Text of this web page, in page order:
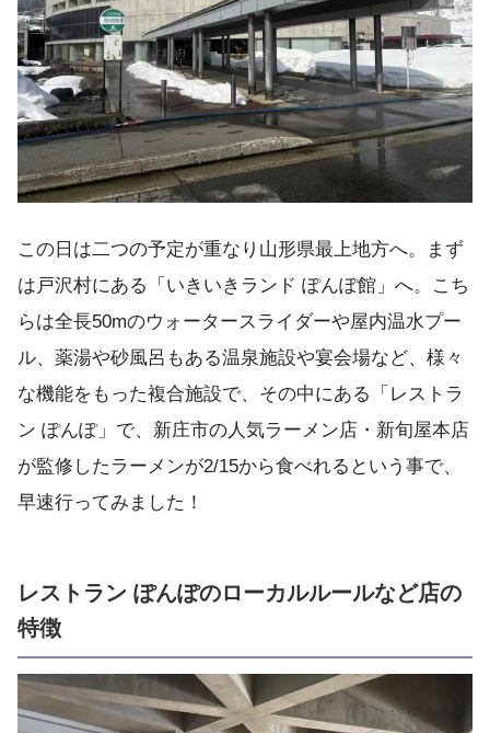
この日は二つの予定が重なり山形県最上地方へ。まず
は戸沢村にある「いきいきランド ぽんぽ館」へ。こち
らは全長50mのウォータースライダーや屋内温水プー
ル、薬湯や砂風呂もある温泉施設や宴会場など、様々
な機能をもった複合施設で、その中にある「レストラ
ン ぽんぽ」で、新庄市の人気ラーメン店・新旬屋本店
が監修したラーメンが2/15から食べれるという事で、
早速行ってみました！
レストラン ぽんぽのローカルルールなど店の
特徴